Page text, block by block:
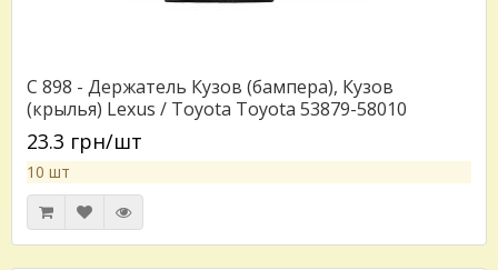
C 898 - Держатель Кузов (бампера), Кузов
(крылья) Lexus / Toyota Toyota 53879-58010
(5387958010)
23.3 грн/шт
10 шт